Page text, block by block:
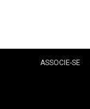
ASSOCIE-SE